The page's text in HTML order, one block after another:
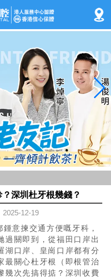
深圳杜牙根幾錢？
2025-12-19
意揀交通方便嘅牙科，
過關即到，從福田口岸出
湖口岸、皇崗口岸都有分
最關心杜牙根（即根管治
幾次先搞得掂？深圳收費